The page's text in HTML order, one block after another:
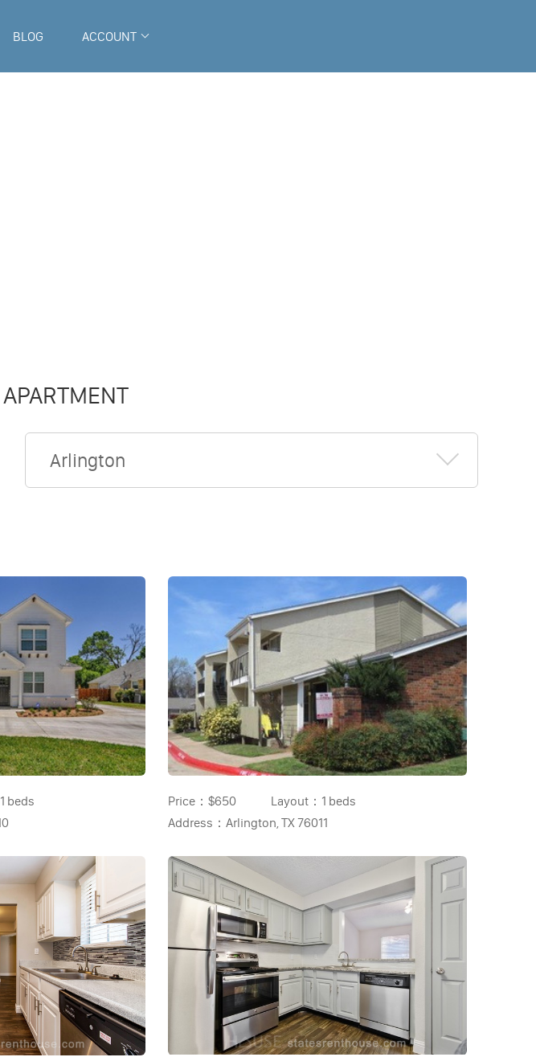
BLOG ACCOUNT
Arlington
1 beds
Price： $650 Layout： 1 beds
Address： Arlington, TX 76011